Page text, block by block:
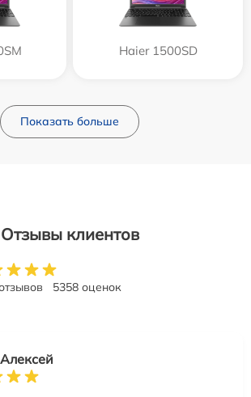
Haier 1500SD
Показать больше
Отзывы клиентов
5358 оценок